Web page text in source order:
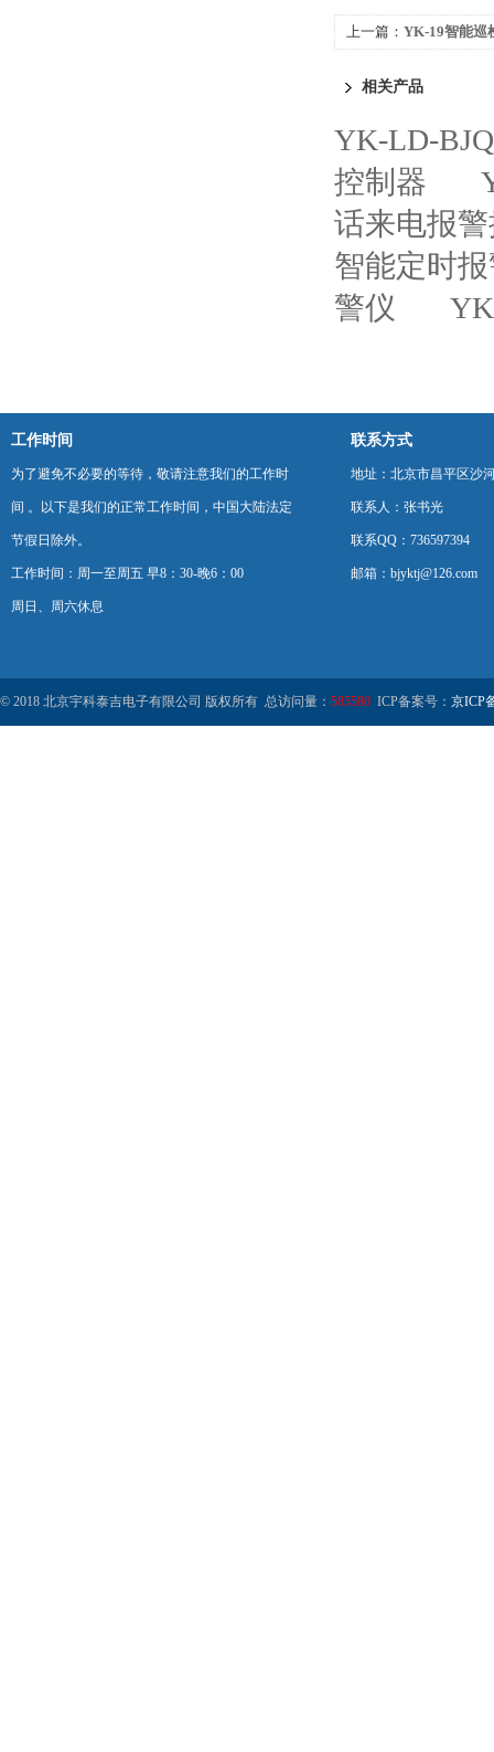
上一篇： YK-19智能巡
相关产品
YK-LD-
控制器
话来电报
智能定时
警仪
工作时间
为了避免不必要的等待，敬请注意我们的工作时
间 。以下是我们的正常工作时间，中国大陆法定
节假日除外。
工作时间：周一至周五 早8：30-晚6：00
周日、周六休息
联系方式
地址：北京市昌平区沙
联系人：张书光
联系QQ：736597394
邮箱：bjyktj@126.com
© 2018 北京宇科泰吉电子有限公司 版权所有 总访问量： 585580 ICP备案号： 京ICP